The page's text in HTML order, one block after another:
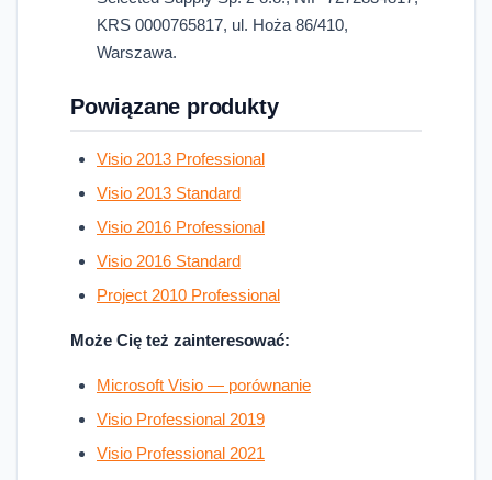
KRS 0000765817, ul. Hoża 86/410,
Warszawa.
Powiązane produkty
Visio 2013 Professional
Visio 2013 Standard
Visio 2016 Professional
Visio 2016 Standard
Project 2010 Professional
Może Cię też zainteresować:
Microsoft Visio — porównanie
Visio Professional 2019
Visio Professional 2021